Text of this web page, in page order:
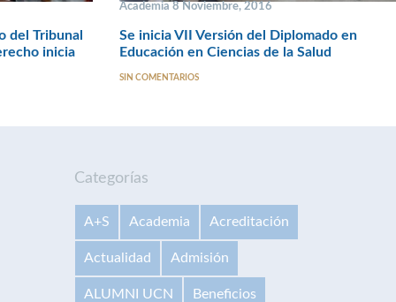
del Tribunal
inicia
Academia 8 Noviembre, 2016
Se inicia VII Versión del Diplomado en
Educación en Ciencias de la Salud
SIN COMENTARIOS
Categorías
A+S Academia Acreditación
Actualidad Admisión
ALUMNI UCN Beneficios